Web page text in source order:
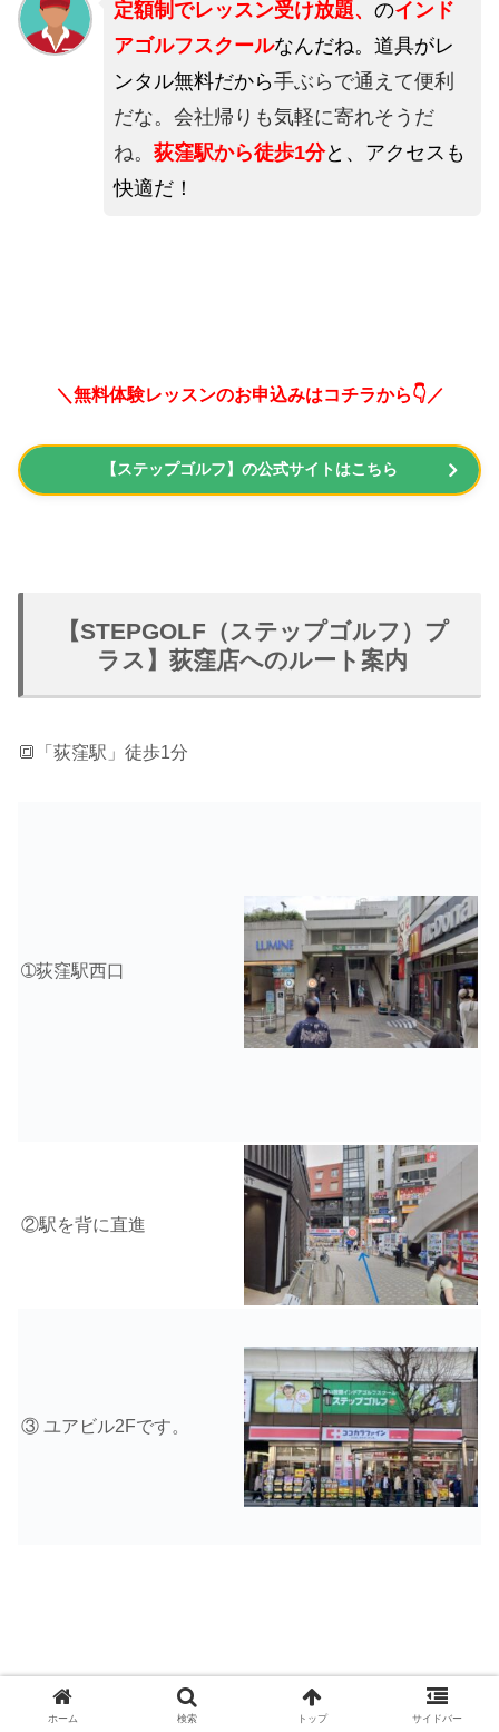
定額制でレッスン受け放題、 のインド
アゴルフスクールなんだね。道具がレ
ンタル無料だから手ぶらで通えて便利
だな。会社帰りも気軽に寄れそうだ
ね。 荻窪駅から徒歩1分と、アクセスも
快適だ！
＼無料体験レッスンのお申込みはコチラから👇／
【ステップゴルフ】の公式サイトはこちら
【STEPGOLF（ステップゴルフ）プ
ラス】荻窪店へのルート案内
🔳「荻窪駅」徒歩1分
➀荻窪駅西口
②駅を背に直進
③ ユアビル2Fです。
＼無料体験レッスンのお申込みはコチラから👇／
ホーム 検索 トップ サイドバー